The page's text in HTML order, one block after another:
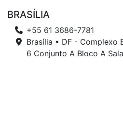
BRASÍLIA
+55 61 3686-7781
Brasília • DF - Complexo
6 Conjunto A Bloco A